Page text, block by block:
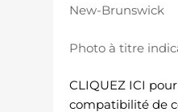
New-Brunswick
Photo à titre
CLIQUEZ ICI
compatibilité de